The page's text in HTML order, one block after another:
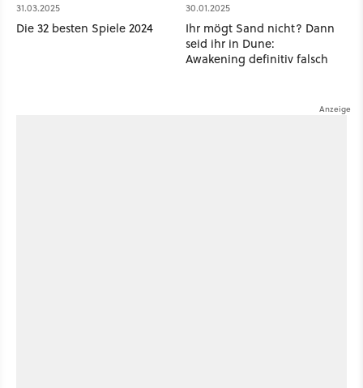
31.03.2025
Die 32 besten Spiele 2024
30.01.2025
Ihr mögt Sand nicht? Dann
seid ihr in Dune:
Awakening definitiv falsch